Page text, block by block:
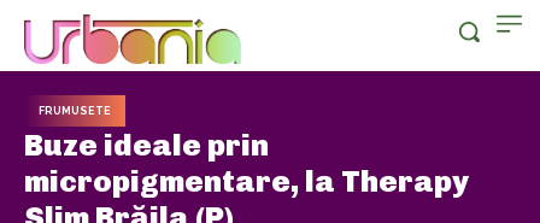
FRUMUSETE
Buze ideale prin
micropigmentare, la Therapy